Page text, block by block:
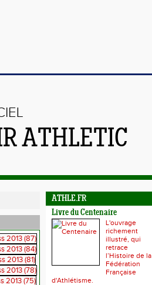
ATHLETIC
ATHLE.FR
Livre du Centenaire
L'ouvrage
richement
illustré, qui
retrace
l’Histoire de la
Fédération
Française
d'Athlétisme.